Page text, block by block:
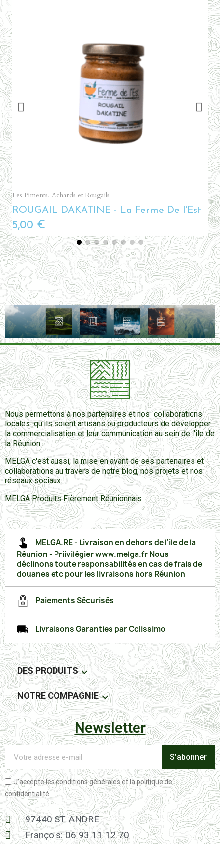
Aperçu rapide
Les Piments, Achards et Rougails
ROUGAIL DAKATINE - La Ferme De l'Est
5,00 €
Nous permettons à nos partenaires et nos collaborations
locales qu'ils soient artisans ou producteurs de développer
la commercialisation et leur communication au sein de l'ile de
la Réunion.
MELGA c'est aussi, la mise en avant de ses partenaires et
collaborations au travers de notre blog, nos projets et nos
réseaux sociaux.
MELGA Produits Fièrement Réunionnais
MELGA.RE - Livraison en dehors de l'ile de la
Réunion - Priivilégier www.melga.fr Nous
déclinons toute responsabilités en cas de frais de
douanes etc pour les livraisons hors Réunion
Paiements Sécurisés
Livraisons Garanties par Colissimo
DES PRODUITS
NOTRE COMPAGNIE
Newsletter
S’abonner
J'accepte les conditions générales et la politique de
confidentialité
97440 ST ANDRE
François: 06 93 11 12 70